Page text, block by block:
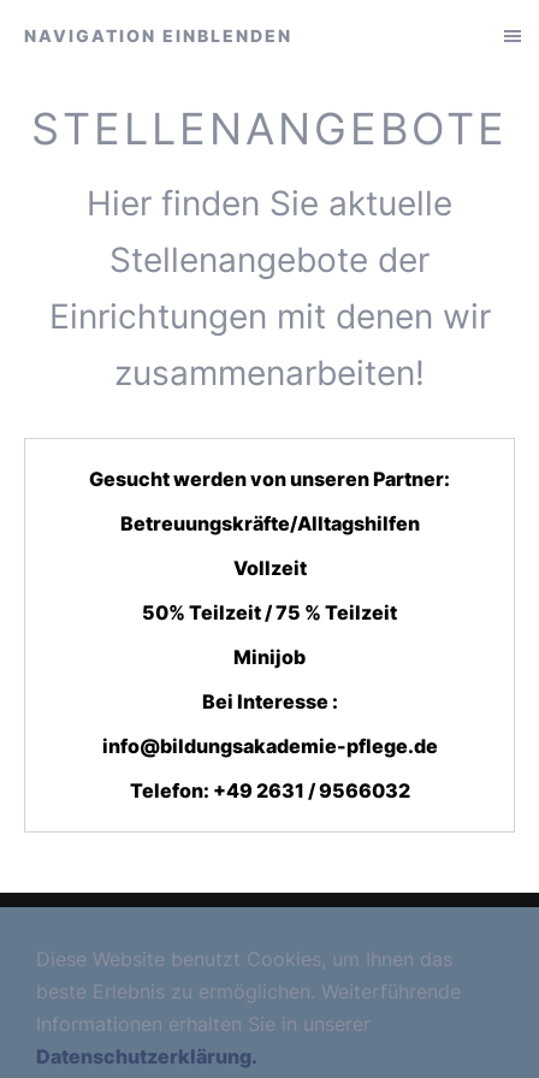
NAVIGATION EINBLENDEN
STELLENANGEBOTE
Hier finden Sie aktuelle
Stellenangebote der
Einrichtungen mit denen wir
zusammenarbeiten!
Gesucht werden von unseren Partner:
Betreuungskräfte/Alltagshilfen
Vollzeit
50% Teilzeit / 75 % Teilzeit
Minijob
Bei Interesse :
info@bildungsakademie-pflege.de
Telefon: +49 2631 / 9566032
Allgemeine Geschäftsbedingungen
Impressum
Datenschutzerklärung
Diese Website benutzt Cookies, um Ihnen das
beste Erlebnis zu ermöglichen. Weiterführende
Informationen erhalten Sie in unserer
Datenschutzerklärung.